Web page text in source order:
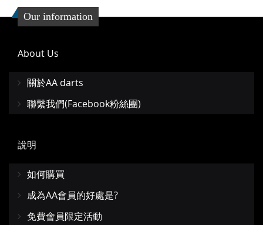
Our information
About Us
關於AA darts
聯繫我們(Facebook粉絲團)
說明
如何購買
成為AA會員的好處是?
免費會員限定活動